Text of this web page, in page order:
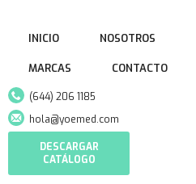
INICIO NOSOTROS
MARCAS CONTACTO
(644) 206 1185
hola@yoemed.com
DESCARGAR
CATÁLOGO